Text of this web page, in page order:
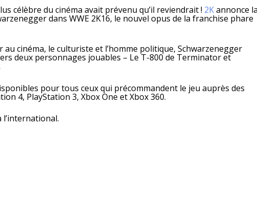
célèbre du cinéma avait prévenu qu’il reviendrait ! 2Kannonce
dans WWE 2K16, le nouvel opus de la franchise phare
au cinéma, le culturiste et l’homme politique, Schwarzenegger
deux personnages jouables – Le T-800 de Terminator et
pour tous ceux qui précommandent le jeu auprès des
4, PlayStation 3, Xbox One et Xbox 360.
l’international.